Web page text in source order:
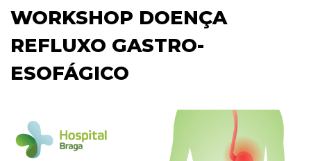
WORKSHOP DOENÇA
REFLUXO GASTRO-
ESOFÁGICO